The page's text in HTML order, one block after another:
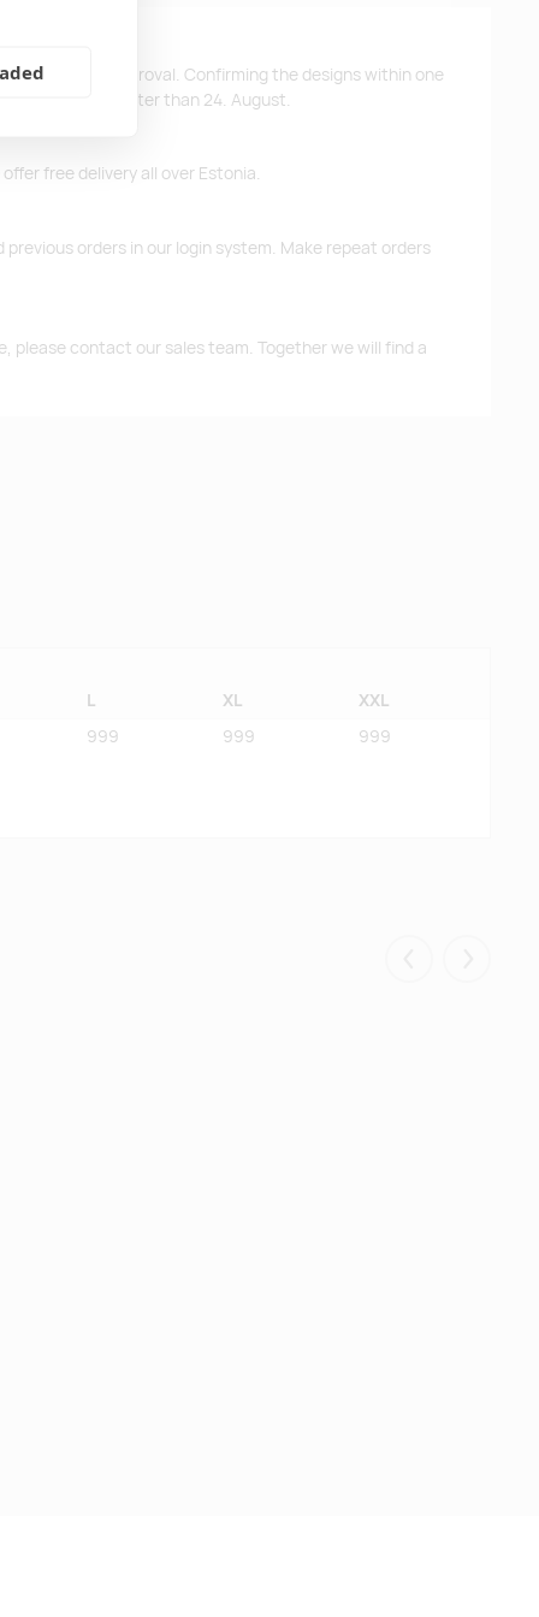
after design approval. Confirming the designs within one
products no later than 24. August.
free delivery all over Estonia.
orders in our login system. Make repeat orders
please contact our sales team. Together we will find a
L XL XXL
999 999 999